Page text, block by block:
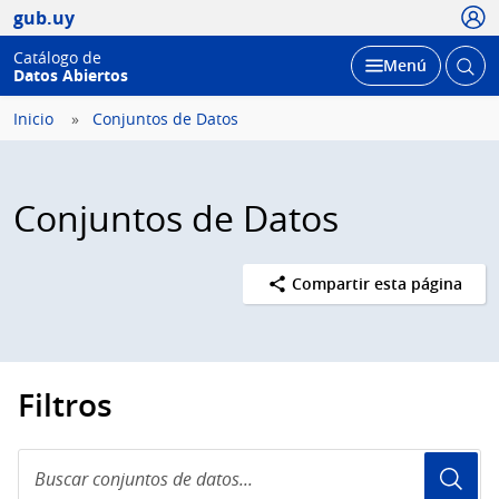
gub.uy
Catálogo de
Datos Abiertos
Desplegar
Menú Abrir
Inicio Conjuntos de Datos
Conjuntos de Datos
Compartir esta página
Filtros
conjuntos